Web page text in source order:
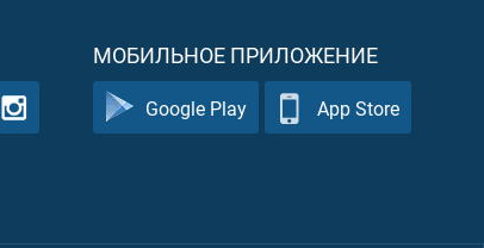
МОБИЛЬНОЕ ПРИЛОЖЕНИЕ
Google Play App Store